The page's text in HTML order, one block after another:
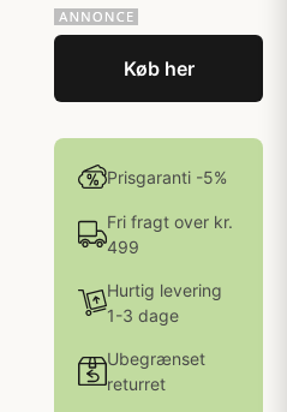
Køb her
Prisgaranti -5%
Fri fragt over kr.
499
Hurtig levering
1-3 dage
Ubegrænset
returret